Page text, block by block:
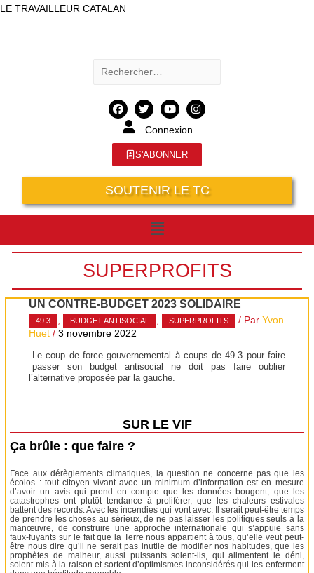
LE TRAVAILLEUR CATALAN
Connexion
S'ABONNER
SOUTENIR LE TC
SUPERPROFITS
UN CONTRE-BUDGET 2023 SOLIDAIRE
49.3 , BUDGET ANTISOCIAL , SUPERPROFITS / ParYvon
Huet /3 novembre 2022
Le coup de force gouvernemental à coups de 49.3 pour faire
passer son budget antisocial ne doit pas faire oublier
l’alternative proposée par la gauche.
SUR LE VIF
Ça brûle : que faire ?
Face aux dérèglements climatiques, la question ne concerne pas que les
écolos : tout citoyen vivant avec un minimum d’information est en mesure
d’avoir un avis qui prend en compte que les données bougent, que les
catastrophes ont plutôt tendance à proliférer, que les chaleurs estivales
battent des records. Avec les incendies qui vont avec. Il serait peut-être temps
de prendre les choses au sérieux, de ne pas laisser les politiques seuls à la
manœuvre, de construire une approche internationale qui s’appuie sans
faux-fuyants sur le fait que la Terre nous appartient à tous, qu’elle veut peut-
être nous dire qu’il ne serait pas inutile de modifier nos habitudes, que les
prophètes de malheur, aussi puissants soient-ils, qui alimentent le déni,
soient mis à la raison et sortent d’optimismes inconsidérés qui les enferment